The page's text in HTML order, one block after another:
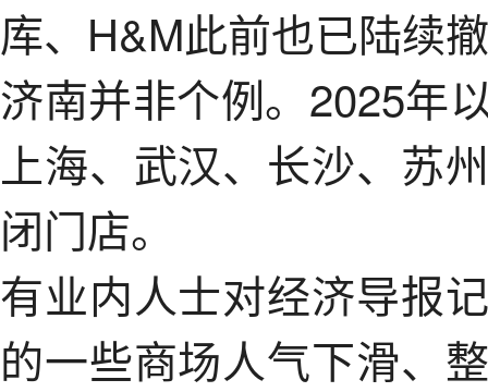
库、H&M此前也已陆续
济南并非个例。2025年
上海、武汉、长沙、苏
闭门店。
有业内人士对经济导报
的一些商场人气下滑、